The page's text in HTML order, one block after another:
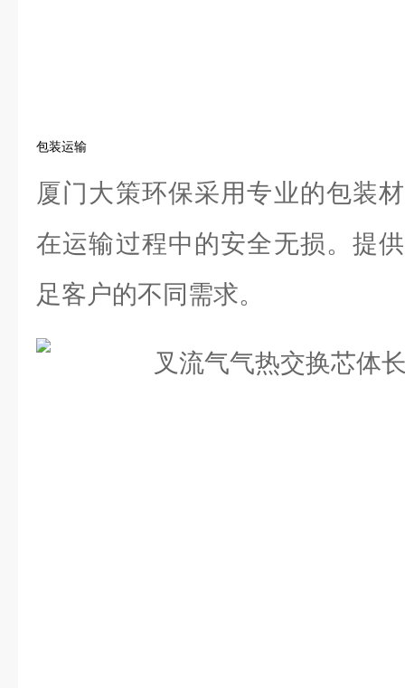
包装运输
厦门大策环保采用专业的包装
在运输过程中的安全无损。提
足客户的不同需求。